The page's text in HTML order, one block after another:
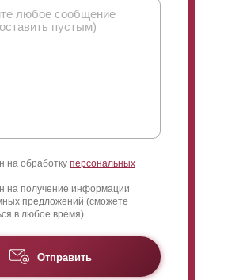
не зависимо от толщины
Варианты фактуры также
на обработку персональных
на получение информации
предложений (сможете
в любое время)
Отправить